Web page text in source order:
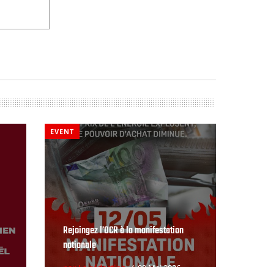
EVENT
Rejoingez l’OCR à la manifestation
nationale